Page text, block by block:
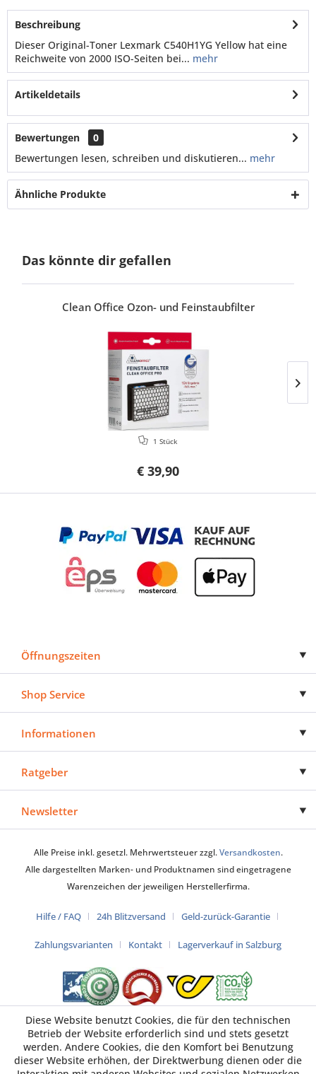
Beschreibung
Dieser Original-Toner Lexmark C540H1YG Yellow hat eine
Reichweite von 2000 ISO-Seiten bei... mehr
Artikeldetails
Bewertungen
0
Bewertungen lesen, schreiben und diskutieren... mehr
Ähnliche Produkte
Das könnte dir gefallen
Clean Office Ozon- und Feinstaubfilter
€ 39,90
1 Stück
Öffnungszeiten
Shop Service
Informationen
Ratgeber
Newsletter
Alle Preise inkl. gesetzl. Mehrwertsteuer zzgl.Versandkosten.
Alle dargestellten Marken- und Produktnamen sind eingetragene
Warenzeichen der jeweiligen Herstellerfirma.
Hilfe / FAQ 24h Blitzversand Geld-zurück-Garantie
Zahlungsvarianten Kontakt Lagerverkauf in Salzburg
Diese Website benutzt Cookies, die für den technischen
Betrieb der Website erforderlich sind und stets gesetzt
werden. Andere Cookies, die den Komfort bei Benutzung
dieser Website erhöhen, der Direktwerbung dienen oder die